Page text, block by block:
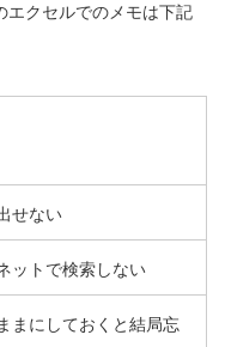
エクセルでのメモは下記
せない
ットで検索しない
まにしておくと結局忘